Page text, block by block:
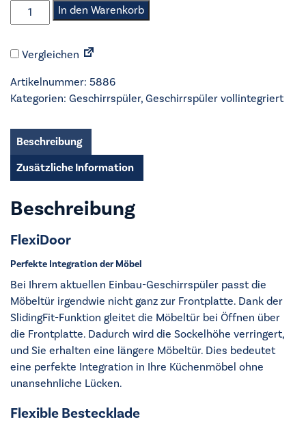
Elektra_Bregenz
-
vollintegriert
-
GIV
In den Warenkorb
Vergleichen
Artikelnummer: 5886
Kategorien: Geschirrspüler, Geschirrspüler vollintegriert
Beschreibung
Zusätzliche Information
Beschreibung
FlexiDoor
Perfekte Integration der Möbel
Bei Ihrem aktuellen Einbau-Geschirrspüler passt die
Möbeltür irgendwie nicht ganz zur Frontplatte. Dank der
SlidingFit-Funktion gleitet die Möbeltür bei Öffnen über
die Frontplatte. Dadurch wird die Sockelhöhe verringert,
und Sie erhalten eine längere Möbeltür. Dies bedeutet
eine perfekte Integration in Ihre Küchenmöbel ohne
unansehnliche Lücken.
Flexible Bestecklade